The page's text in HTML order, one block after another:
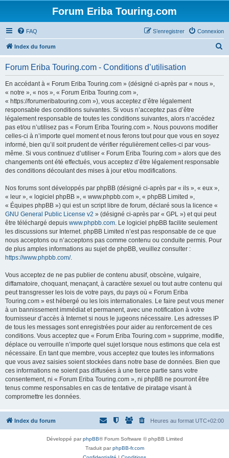
Forum Eriba Touring.com
FAQ Connexion
S’enregistrer
Index du forum
Forum Eriba Touring.com - Conditions d’utilisation
En accédant à « Forum Eriba Touring.com » (désigné ci-après par « nous »,
« notre », « nos », « Forum Eriba Touring.com »,
« https://forumeribatouring.com »), vous acceptez d’être légalement
responsable des conditions suivantes. Si vous n’acceptez pas d’être
légalement responsable de toutes les conditions suivantes, alors n’accédez
pas et/ou n’utilisez pas « Forum Eriba Touring.com ». Nous pouvons modifier
celles-ci à n’importe quel moment et nous ferons tout pour que vous en soyez
informé, bien qu’il soit prudent de vérifier régulièrement celles-ci par vous-
même. Si vous continuez d’utiliser « Forum Eriba Touring.com » alors que des
changements ont été effectués, vous acceptez d’être légalement responsable
des conditions découlant des mises à jour et/ou modifications.
Nos forums sont développés par phpBB (désigné ci-après par « ils », « eux »,
« leur », « logiciel phpBB », « www.phpbb.com », « phpBB Limited »,
« Équipes phpBB ») qui est un script libre de forum, déclaré sous la licence «
GNU General Public License v2 » (désigné ci-après par « GPL ») et qui peut
être téléchargé depuis www.phpbb.com. Le logiciel phpBB facilite seulement
les discussions sur Internet. phpBB Limited n’est pas responsable de ce que
nous acceptons ou n’acceptons pas comme contenu ou conduite permis. Pour
de plus amples informations au sujet de phpBB, veuillez consulter :
https://www.phpbb.com/.
Vous acceptez de ne pas publier de contenu abusif, obscène, vulgaire,
diffamatoire, choquant, menaçant, à caractère sexuel ou tout autre contenu qui
peut transgresser les lois de votre pays, du pays où « Forum Eriba
Touring.com » est hébergé ou les lois internationales. Le faire peut vous mener
à un bannissement immédiat et permanent, avec une notification à votre
fournisseur d’accès à Internet si nous le jugeons nécessaire. Les adresses IP
de tous les messages sont enregistrées pour aider au renforcement de ces
conditions. Vous acceptez que « Forum Eriba Touring.com » supprime, modifie,
déplace ou verrouille n’importe quel sujet lorsque nous estimons que cela est
nécessaire. En tant que membre, vous acceptez que toutes les informations
que vous avez saisies soient stockées dans notre base de données. Bien que
ces informations ne soient pas diffusées à une tierce partie sans votre
consentement, ni « Forum Eriba Touring.com », ni phpBB ne pourront être
tenus comme responsables en cas de tentative de piratage visant à
compromettre les données.
Index du forum Heures au format UTC+02:00
Développé parphpBB® Forum Software © phpBB Limited
Traduit parphpBB-fr.com